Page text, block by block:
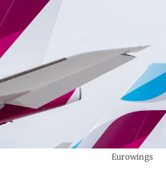
Eurowings